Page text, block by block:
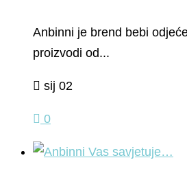
Anbinni je brend bebi
proizvodi od...
sij 02
0